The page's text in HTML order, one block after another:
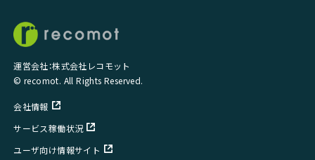
運営会社：株式会社レコモット
© recomot. All Rights Reserved.
会社情報
サービス稼働状況
ユーザ向け情報サイト